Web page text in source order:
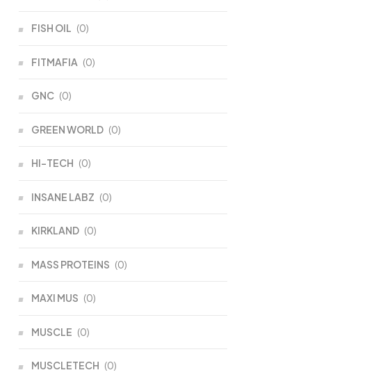
FISH OIL (0)
FITMAFIA (0)
GNC (0)
GREEN WORLD (0)
HI-TECH (0)
INSANE LABZ (0)
KIRKLAND (0)
MASS PROTEINS (0)
MAXI MUS (0)
MUSCLE (0)
MUSCLETECH (0)